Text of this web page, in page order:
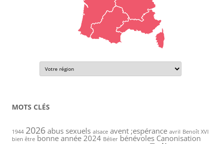
MOTS CLÉS
1944 2026 abus sexuels alsace avent ;espérance avril Benoît XVI
bien être bonne année 2024 Bélier bénévoles Canonisation